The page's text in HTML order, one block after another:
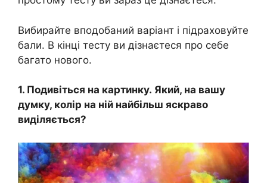
Вибирайте вподобаний варіант і підраховуйте
бали. В кінці тесту ви дізнаєтеся про себе
багато нового.
1. Подивіться на картинку. Який, на вашу
думку, колір на ній найбільш яскраво
виділяється?